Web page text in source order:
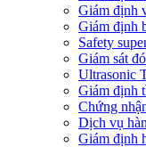
Giám định
Giám định
Safety
Giám sát
Ultrasonic
Giám định
Chứng
Dịch vụ
Giám định